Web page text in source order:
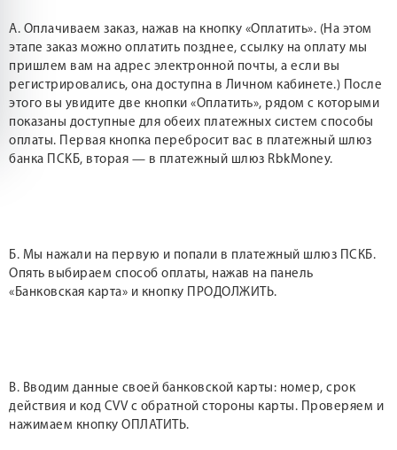
А. Оплачиваем заказ, нажав на кнопку «Оплатить». (На этом
этапе заказ можно оплатить позднее, ссылку на оплату мы
пришлем вам на адрес электронной почты, а если вы
регистрировались, она доступна в Личном кабинете.) После
этого вы увидите две кнопки «Оплатить», рядом с которыми
показаны доступные для обеих платежных систем способы
оплаты. Первая кнопка перебросит вас в платежный шлюз
банка ПСКБ, вторая — в платежный шлюз RbkMoney.
Б. Мы нажали на первую и попали в платежный шлюз ПСКБ.
Опять выбираем способ оплаты, нажав на панель
«Банковская карта» и кнопку ПРОДОЛЖИТЬ.
В. Вводим данные своей банковской карты: номер, срок
действия и код CVV с обратной стороны карты. Проверяем и
нажимаем кнопку ОПЛАТИТЬ.